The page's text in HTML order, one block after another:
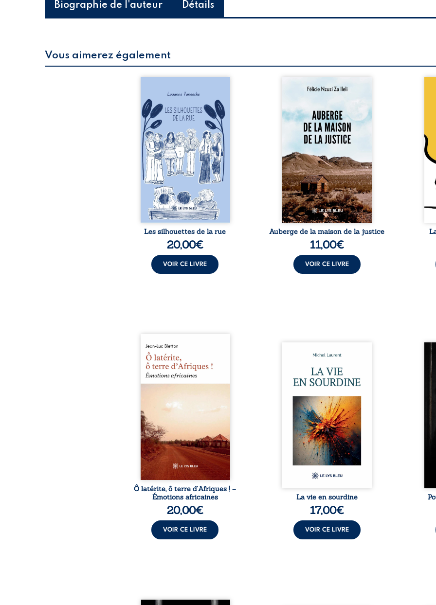
Biographie de l'auteur Détails
Vous aimerez également
donne la parole à six
personnages ordinaires,
traversés par des pensées, des
émotions et des silences qui
pourraient appartenir à
chacun de nous. À travers
leurs parcours, ce roman invite
à porter un regard différent
sur celles et ceux qui nous
entourent, à deviner ce qui se
cache derrière les apparences
et à s’ouvrir au fourmillement
sensible de notre ...
Les silhouettes de la rue
20,00€
VOIR CE LIVRE
Auberge de la maison de la
parcours exemplaire de Mbala
Zi Nkuaku Lema Félix.
Magistrat intègre, fervent
défenseur des droits humains
et de l’indépendance
judiciaire, il voit sa carrière de
trente-quatre ans brutalement
brisée par une révocation
arbitraire en 2009, plongeant
sa vie dans un chaos matériel
et moral. À ...
Auberge de la maison de la justice
11,00€
VOIR CE LIVRE
le
Ô latérite, ô terre d’Afriques !
est un hommage poétique et
authentique aux paysages, aux
rencontres et aux émotions
brutes d’un continent en
reconstruction, entre
souvenirs intimes – la pluie à
Namoungou, le baobab de
Zagtouli – aux portraits
marquants – Thomas Sankara,
Hamadoun Dicko, le Vieux
Biokou – l’auteur partage des
instantanés ...
Ô latérite, ô terre d’Afriques ! –
Émotions africaines
20,00€
VOIR CE LIVRE
Nina et Pierre se sont
presque par hasard, et se sont
aimés simplement, persuadés
que la présence de l’autre
suffirait. Ils mènent une
existence modeste, rythmée
par le travail, la fatigue et les
silences. La mort de la mère de
Nina, chez qui ils vivent,
fragilise un équilibre déjà
précaire. Puis vient la
naissance de leur enfant, et le
basculement. ...
La vie en sourdine
17,00€
VOIR CE LIVRE
la
ont
la